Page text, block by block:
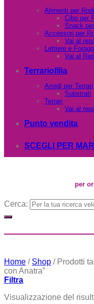
Alimenti per
Cibo per
Snack
Accessori per
Vai al
Lettiere e
Vai al
Terrariofilia
Arredi per Terrari
Substrati
Terrari
Vai al
Punto vendita
SCEGLI PER
per
Cerca:
Home / Shop /Prodotti
con Anatra”
Filtra
Visualizzazione del